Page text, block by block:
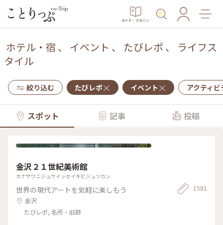
ガイド・マガジン
ホテル・宿 、 イベント 、 たびレポ 、 ライフス
タイル
絞り込む たびレポ イベント アクティ
スポット 記事 投稿
金沢２１世紀美術館
カナザワニジュウイッセイキビジュツカン
世界の現代アートを気軽に楽しもう
金沢
たびレポ, 名所・旧跡
1581